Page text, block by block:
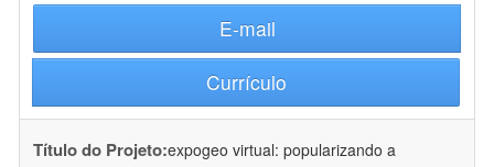
E-mail
Currículo
Título do Projeto:expogeo virtual: popularizando a